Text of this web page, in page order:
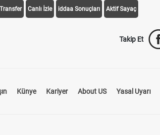
Canlı İzle iddaa Sonuçları Aktif Sayaç
Takip Et
Künye Kariyer About US Yasal Uyarı